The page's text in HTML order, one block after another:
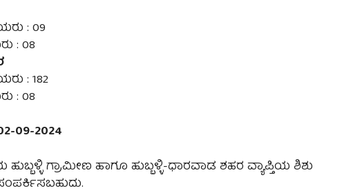
: 09
: 08
: 182
: 08
09-2024
ಗ್ರಾಮೀಣ ಹಾಗೂ ಹುಬ್ಬಳ್ಳಿ-ಧಾರವಾಡ ಶಹರ ವ್ಯಾಪ್ತಿಯ ಶಿಶು